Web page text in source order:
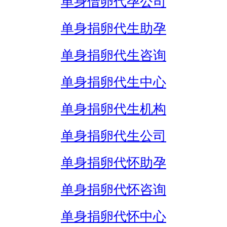
单身捐卵代生助孕
单身捐卵代生咨询
单身捐卵代生中心
单身捐卵代生机构
单身捐卵代生公司
单身捐卵代怀助孕
单身捐卵代怀咨询
单身捐卵代怀中心